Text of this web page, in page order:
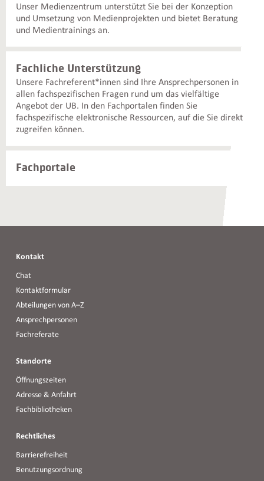
Unser Medienzentrum unterstützt Sie bei der Konzeption
und Umsetzung von Medienprojekten und bietet Beratung
und Medientrainings an.
Fachliche Unterstützung
Unsere Fachreferent*innen sind Ihre Ansprechpersonen in
allen fachspezifischen Fragen rund um das vielfältige
Angebot der UB. In den Fachportalen finden Sie
fachspezifische elektronische Ressourcen, auf die Sie direkt
zugreifen können.
Fachportale
Kontakt
Chat
Kontaktformular
Abteilungen von A–Z
Ansprechpersonen
Fachreferate
Standorte
Öffnungszeiten
Adresse & Anfahrt
Fachbibliotheken
Rechtliches
Barrierefreiheit
Benutzungsordnung